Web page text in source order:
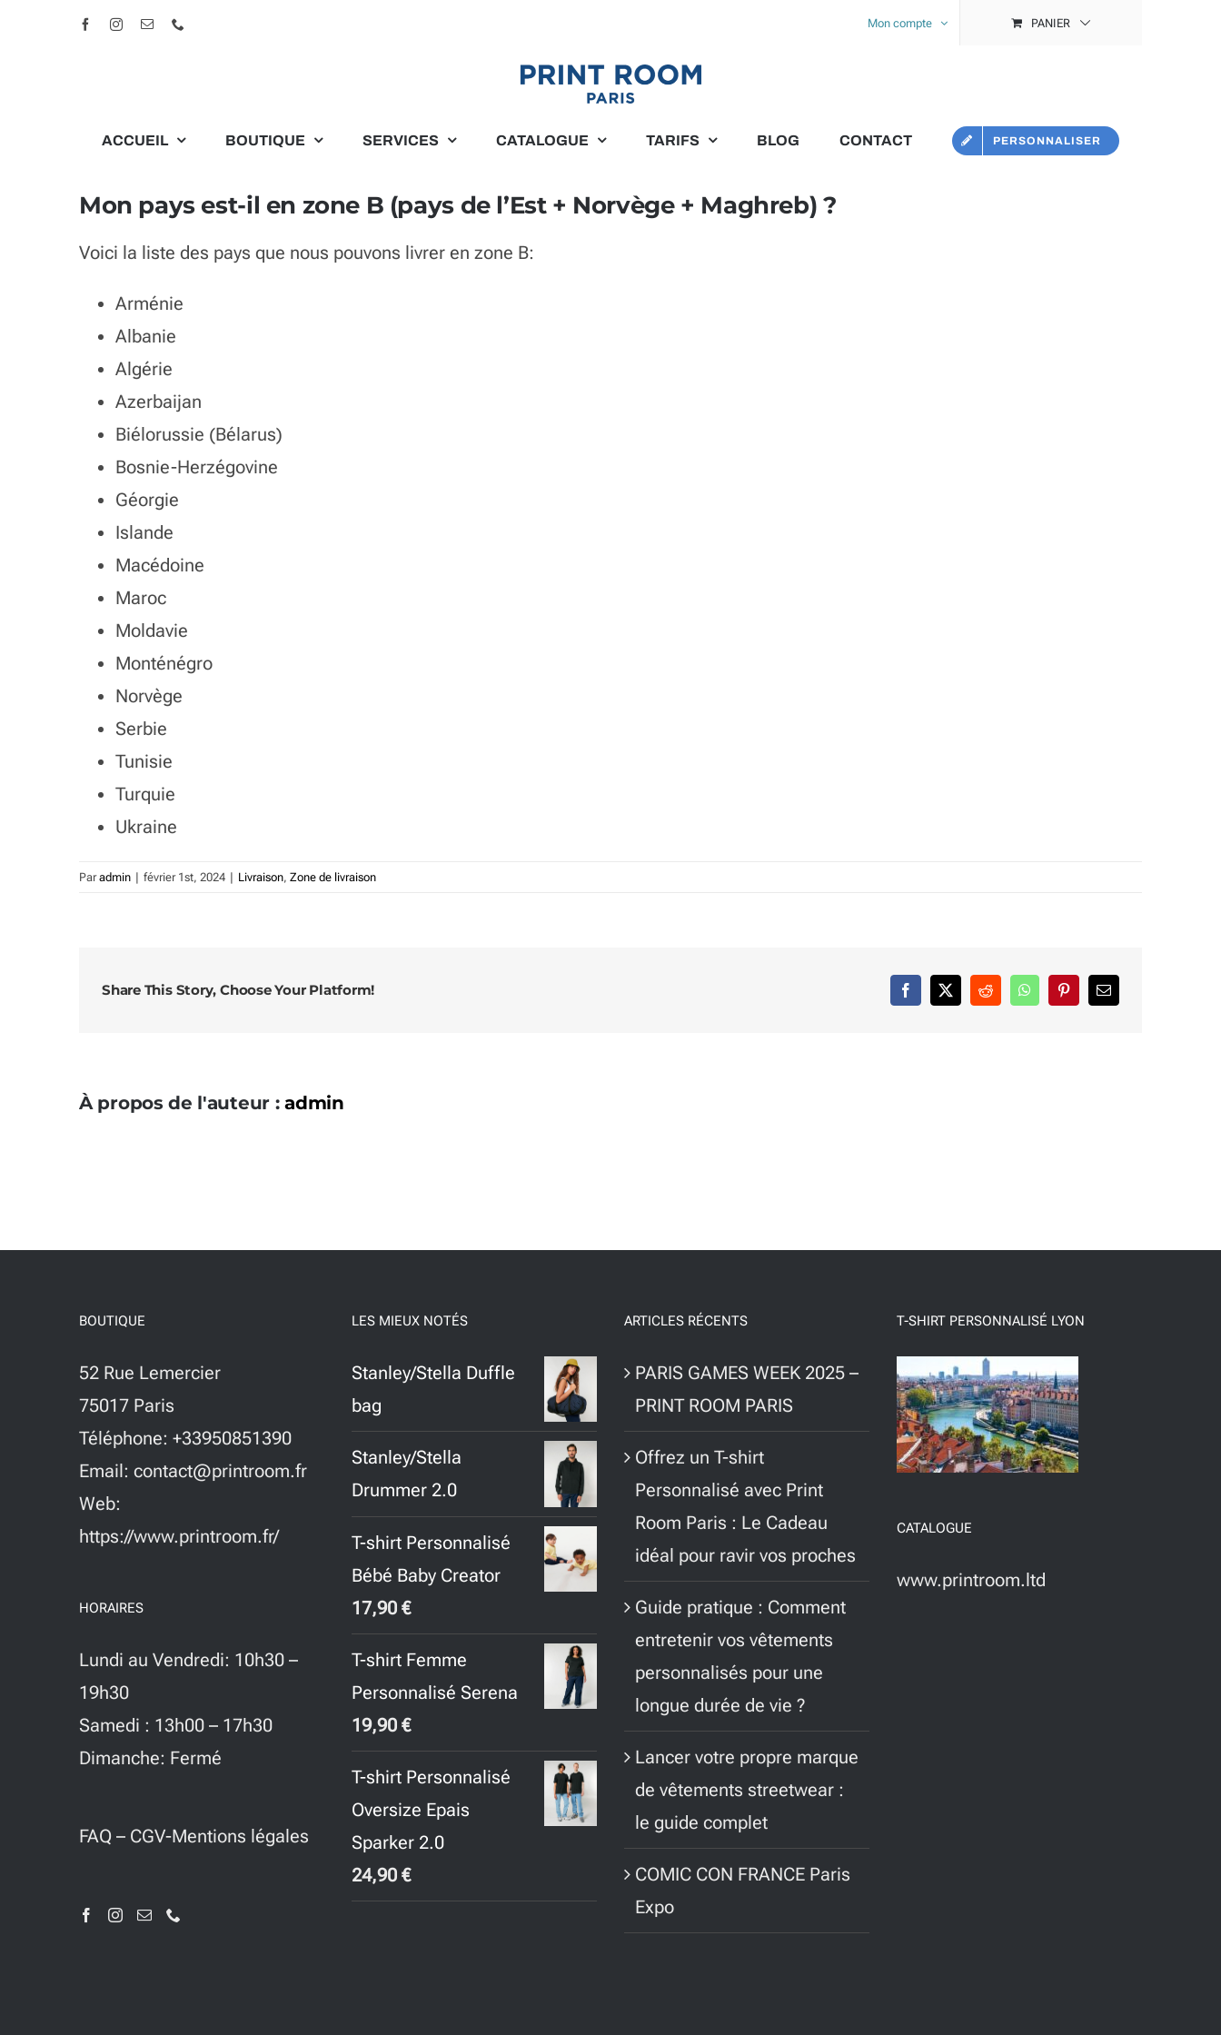
FacebookInstagram
Email Mon compte PANIER
ACCUEIL BOUTIQUE SERVICES CATALOGUE TARIFS BLOG CONTACT PERSONNALISER
Mon pays est-il en zone B (pays de l’Est + Norvège + Maghreb) ?
Voici la liste des pays que nous pouvons livrer en zone B:
Arménie
Albanie
Algérie
Azerbaijan
Biélorussie (Bélarus)
Bosnie-Herzégovine
Géorgie
Islande
Macédoine
Maroc
Moldavie
Monténégro
Norvège
Serbie
Tunisie
Turquie
Ukraine
Paradmin | février 1st, 2024 | Livraison,Zone de livraison
Share This Story, Choose Your Platform! Facebook
X RedditWhatsAppPinterestEmail
À propos de l'auteur :admin
BOUTIQUE
52 Rue Lemercier
75017 Paris
Téléphone: +33950851390
Email: contact@printroom.fr
Web:
https://www.printroom.fr/
HORAIRES
Lundi au Vendredi: 10h30 –
19h30
Samedi : 13h00 – 17h30
Dimanche: Fermé
FAQ – CGV-Mentions légales
LES MIEUX NOTÉS
Stanley/Stella Duffle
bag
Stanley/Stella
Drummer 2.0
T-shirt Personnalisé
Bébé Baby Creator
17,90€
T-shirt Femme
Personnalisé Serena
19,90€
T-shirt Personnalisé
Oversize Epais
Sparker 2.0
24,90€
ARTICLES RÉCENTS
PARIS GAMES WEEK 2025 –
PRINT ROOM PARIS
Offrez un T-shirt
Personnalisé avec Print
Room Paris : Le Cadeau
idéal pour ravir vos proches
Guide pratique : Comment
entretenir vos vêtements
personnalisés pour une
longue durée de vie ?
Lancer votre propre marque
de vêtements streetwear :
le guide complet
COMIC CON FRANCE Paris
Expo
T-SHIRT PERSONNALISÉ LYON
CATALOGUE
www.printroom.ltd